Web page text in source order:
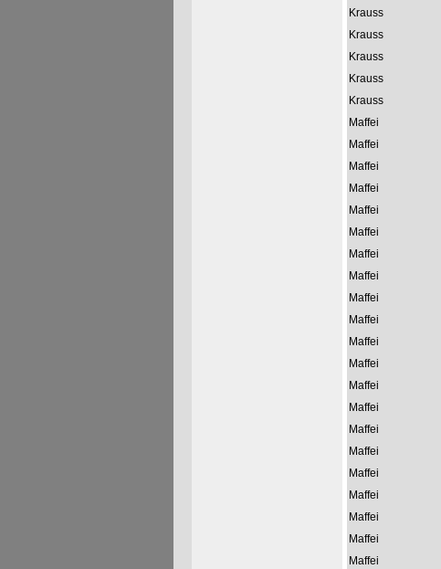
Krauss
Krauss
Krauss
Krauss
Krauss
Maffei
Maffei
Maffei
Maffei
Maffei
Maffei
Maffei
Maffei
Maffei
Maffei
Maffei
Maffei
Maffei
Maffei
Maffei
Maffei
Maffei
Maffei
Maffei
Maffei
Maffei